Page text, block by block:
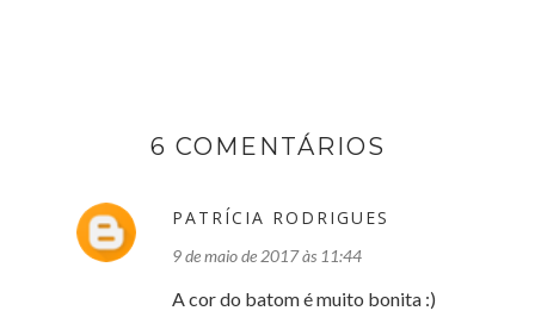
6 COMENTÁRIOS
PATRÍCIA RODRIGUES
9 de maio de 2017 às 11:44
A cor do batom é muito bonita :)